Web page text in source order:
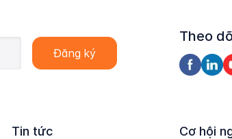
Theo
Tin tức Cơ hội